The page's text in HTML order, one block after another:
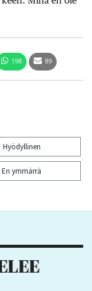
198 89
Hyödyllinen
En ymmärrä